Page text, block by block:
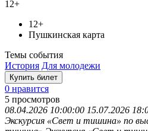
12+
12+
Пушкинская карта
Темы события
История Для молодежи
Купить билет
0 нравится
5 просмотров
08.04.2026 10:00:00 15.07.2026
Экскурсия «Свет и тишина» по